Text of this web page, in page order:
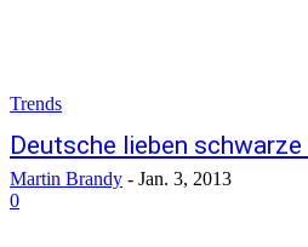
Trends
Deutsche lieben
Martin Brandy - Jan. 3, 2013
0